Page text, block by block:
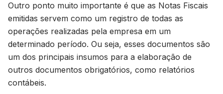
Outro ponto muito importante é que as Notas Fiscais
emitidas servem como um registro de todas as
operações realizadas pela empresa em um
determinado período. Ou seja, esses documentos são
um dos principais insumos para a elaboração de
outros documentos obrigatórios, como relatórios
contábeis.